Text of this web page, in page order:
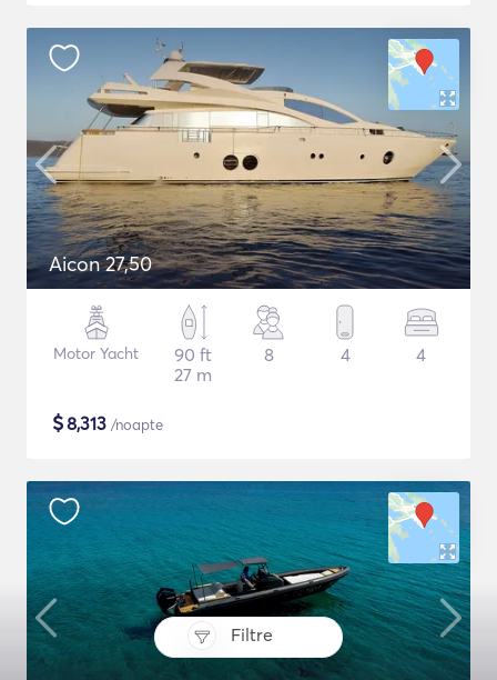
Filtre
Aicon 27,50
Motor Yacht
90 ft
27 m
8 4 4
$8,313 /noapte